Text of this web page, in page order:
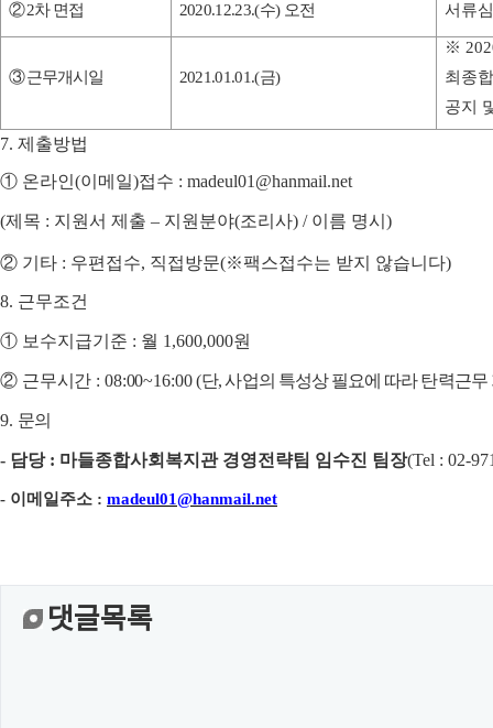
②2차 면접 2020.12.23.(수) 오전 서류
③근무개시일 2021.01.01.(금)
※
최종
공지
7. 제출방법
① 온라인(이메일)접수 : madeul01@hanmail.net
(제목 : 지원서 제출 – 지원분야(조리사) / 이름 명시 )
② 기타 : 우편접수, 직접방문(※팩스접수는 받지 않습니다)
8. 근무조건
① 보수지급기준 : 월 1,600,000원
② 근무시간 : 08:00~16:00 (단,사업의 특성상 필요에 따라 탄력근무
9. 문의
- 담당 : 마들종합사회복지관 경영전략팀 임수진 팀장(Tel : 02-
- 이메일주소 : madeul01@hanmail.net
댓글목록